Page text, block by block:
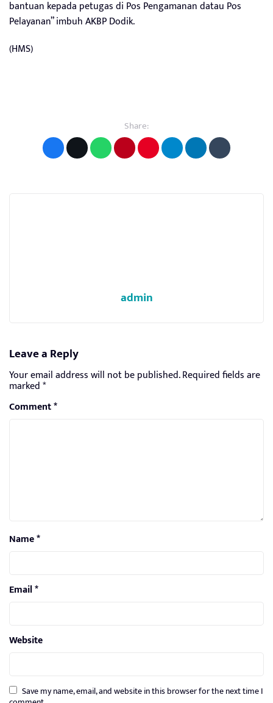
bantuan kepada petugas di Pos Pengamanan datau Pos
Pelayanan” imbuh AKBP Dodik.
(HMS)
Share:
admin
Leave a Reply
Your email address will not be published.Required fields are
marked*
Comment*
Name*
Email*
Website
Save my name, email, and website in this browser for the next time I